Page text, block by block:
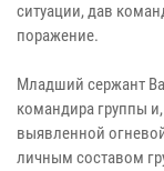
ситуации, дав
поражение.
Младший сержант
командира группы
выявленной
личным составом